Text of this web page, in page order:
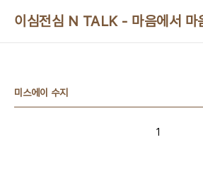
이심전심 N TALK - 마음에서 마
미스에이 수지
1